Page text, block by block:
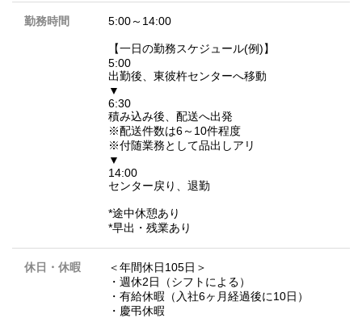
勤務時間 5:00～14:00
【一日の勤務スケジュール(例)】
5:00
出勤後、東彼杵センターへ移動
▼
6:30
積み込み後、配送へ出発
※配送件数は6～10件程度
※付随業務として品出しアリ
▼
14:00
センター戻り、退勤
*途中休憩あり
*早出・残業あり
休日・休暇
＜年間休日105日＞
・週休2日（シフトによる）
・有給休暇（入社6ヶ月経過後に10日）
・慶弔休暇